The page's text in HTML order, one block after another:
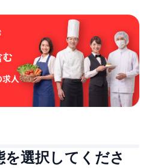
を選択してくださ